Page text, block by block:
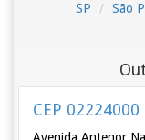
SP São
CEP 02224000